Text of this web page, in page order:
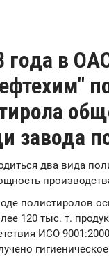
года в
завода
два вида
полистиролов
120 тыс. т.
ИСО